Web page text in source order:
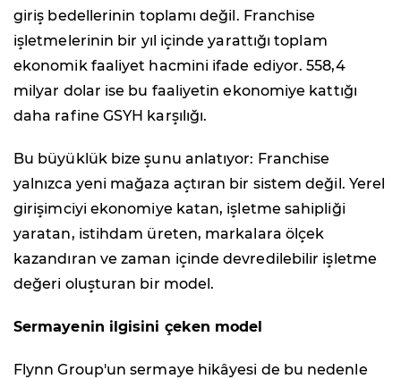
giriş bedellerinin toplamı değil. Franchise
işletmelerinin bir yıl içinde yarattığı toplam
ekonomik faaliyet hacmini ifade ediyor. 558,4
milyar dolar ise bu faaliyetin ekonomiye kattığı
daha rafine GSYH karşılığı.
Bu büyüklük bize şunu anlatıyor: Franchise
yalnızca yeni mağaza açtıran bir sistem değil. Yerel
girişimciyi ekonomiye katan, işletme sahipliği
yaratan, istihdam üreten, markalara ölçek
kazandıran ve zaman içinde devredilebilir işletme
değeri oluşturan bir model.
Sermayenin ilgisini çeken model
Flynn Group'un sermaye hikâyesi de bu nedenle